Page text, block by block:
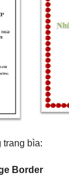
trang bìa:
Border